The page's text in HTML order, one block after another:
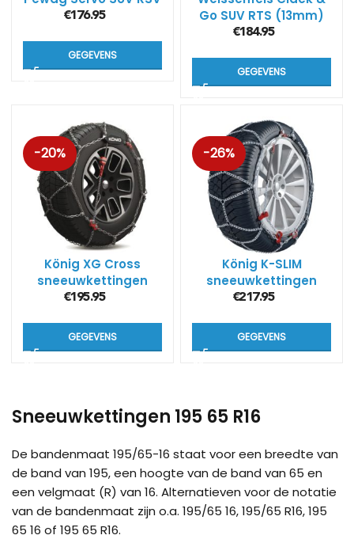
€176.95
GEGEVENS
Go SUV RTS (13mm)
€184.95
GEGEVENS
-20%
König XG Cross
sneeuwkettingen
€195.95
GEGEVENS
-26%
König K-SLIM
sneeuwkettingen
€217.95
GEGEVENS
Sneeuwkettingen 195 65 R16
De bandenmaat 195/65-16 staat voor een breedte van
de band van 195, een hoogte van de band van 65 en
een velgmaat (R) van 16. Alternatieven voor de notatie
van de bandenmaat zijn o.a. 195/65 16, 195/65 R16, 195
65 16 of 195 65 R16.